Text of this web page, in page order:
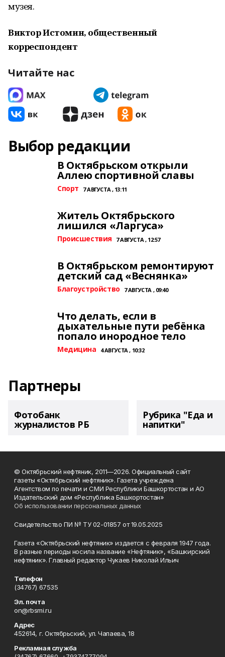
музея.
Виктор Истомин, общественный
корреспондент
Читайте нас
Выбор редакции
В Октябрьском открыли
Аллею спортивной славы
Спорт 7 АВГУСТА , 13:11
Житель Октябрьского
лишился «Ларгуса»
Происшествия 7 АВГУСТА , 12:57
В Октябрьском ремонтируют
детский сад «Веснянка»
Благоустройство 7 АВГУСТА , 09:40
Что делать, если в
дыхательные пути ребёнка
попало инородное тело
Медицина 4 АВГУСТА , 10:32
Партнеры
Фотобанк
журналистов РБ
Рубрика "Еда и
напитки"
© Октябрьский нефтяник, 2011—2026. Официальный сайт
газеты «Октябрьский нефтяник». Газета учреждена
Агентством по печати и СМИ Республики Башкортостан и АО
Издательский дом «Республика Башкортостан»
Об использовании персональных данных
Свидетельство ПИ № ТУ 02-01857 от 19.05.2025
Газета «Октябрьский нефтяник» издается с февраля 1947 года.
В разные периоды носила название «Нефтяник», «Башкирский
нефтяник». Главный редактор Чукаев Николай Ильич
Телефон
(34767) 67535
Эл. почта
on@rbsmi.ru
Адрес
452614, г. Октябрьский, ул. Чапаева, 18
Рекламная служба